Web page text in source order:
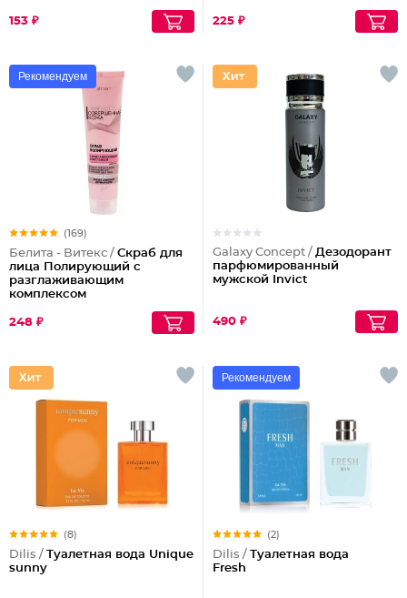
153 ₽ 225 ₽
Рекомендуем
(169)
Белита - Витекс / Скраб для
лица Полирующий c
разглаживающим
комплексом
248 ₽
Galaxy Concept / Дезодорант
парфюмированный
мужской Invict
490 ₽
(8)
Dilis / Туалетная вода Unique
sunny
Рекомендуем
(2)
Dilis / Туалетная вода
Fresh